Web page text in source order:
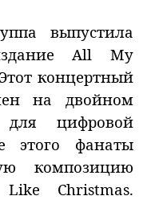
выпустила
All My
концертный
на двойном
цифровой
этого фанаты
композицию
Christmas.